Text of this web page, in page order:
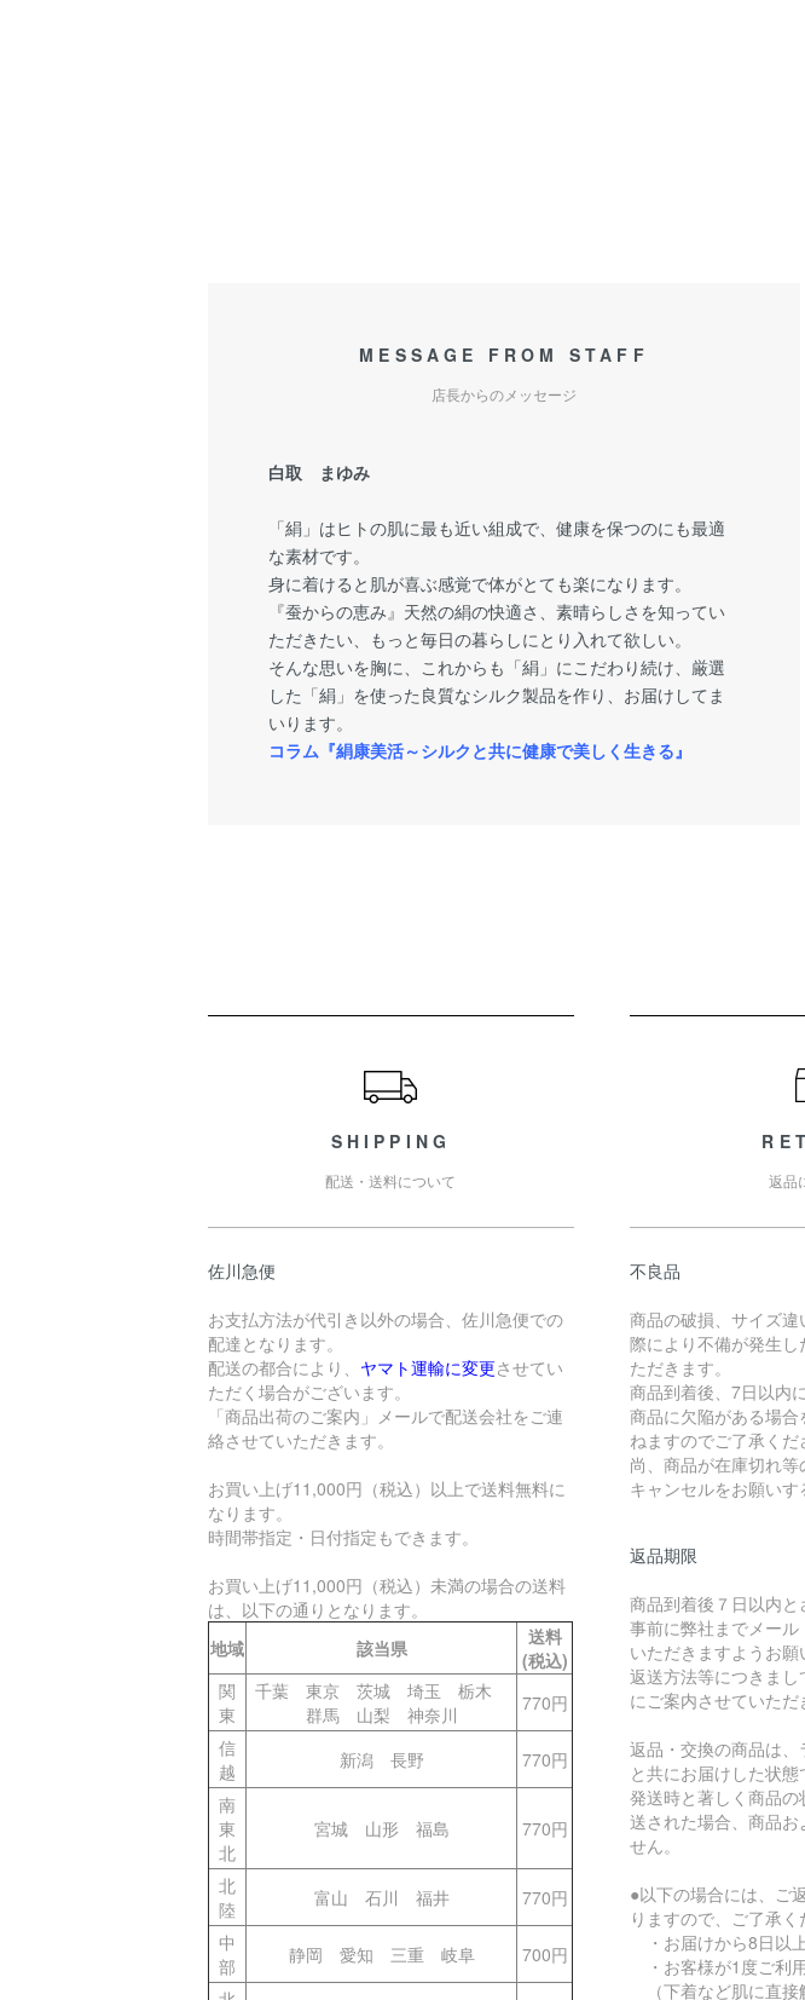
MESSAGE FROM STAFF
店長からのメッセージ
白取 まゆみ
「絹」はヒトの肌に最も近い組成で、健康を保つのにも最適
な素材です。
身に着けると肌が喜ぶ感覚で体がとても楽になります。
『蚕からの恵み』天然の絹の快適さ、素晴らしさを知ってい
ただきたい、もっと毎日の暮らしにとり入れて欲しい。
そんな思いを胸に、これからも「絹」にこだわり続け、厳選
した「絹」を使った良質なシルク製品を作り、お届けしてま
いります。
コラム『絹康美活～シルクと共に健康で美しく生きる』
SHIPPING
配送・送料について
佐川急便
お支払方法が代引き以外の場合、佐川急便での
配達となります。
配送の都合により、 ヤマト運輸に変更させてい
ただく場合がございます。
「商品出荷のご案内」メールで配送会社をご連
絡させていただきます。
お買い上げ11,000円（税込）以上で送料無料に
なります。
時間帯指定・日付指定もできます。
お買い上げ11,000円（税込）未満の場合の送料
は、以下の通りとなります。
地域
該当県
送料
(税込)
関
東
千葉 東京 茨城 埼玉 栃木
群馬 山梨 神奈川
770円
信
越
新潟 長野
770円
南
東
北
宮城 山形 福島 770円
北
陸
富山 石川 福井
770円
中
部
静岡 愛知 三重 岐阜
700円
返品
不良品
商品の破損、サイズ
際により不備が発生
ただきます。
商品到着後、7日以内
商品に欠陥がある場
ねますのでご了承くだ
尚、商品が在庫切れ等
キャンセルをお願いす
返品期限
商品到着後７日以内と
事前に弊社までメー
いただきますようお願
返送方法等につきま
にご案内させていただ
返品・交換の商品は
と共にお届けした状態
発送時と著しく商品
送された場合、商品
せん。
●以下の場合には、ご
りますので、ご了承く
・お届けから8日以
・お客様が1度ご利
（下着など肌に直接